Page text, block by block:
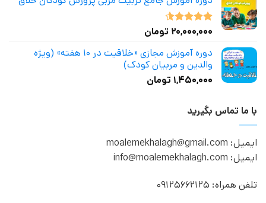
نمره4.50
۲۰,۰۰۰,۰۰۰ تومان
دوره آموزش مجازی «خلاقیت در ۱۰ هفته» (ویژه
والدین و مربیان کودک)
۱,۴۵۰,۰۰۰ تومان
با ما تماس بگیرید
ایمیل: moalemekhalagh@gmail.com
ایمیل: info@moalemekhalagh.com
تلفن همراه: 09125662125